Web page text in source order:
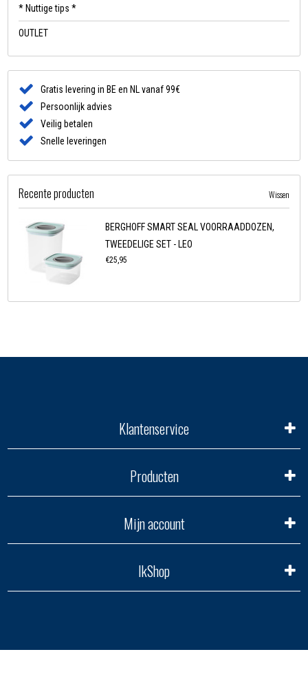
* Nuttige tips *
OUTLET
Gratis levering in BE en NL vanaf 99€
Persoonlijk advies
Veilig betalen
Snelle leveringen
Recente producten Wissen
BERGHOFF SMART SEAL VOORRAADDOZEN,
TWEEDELIGE SET - LEO
€25,95
Klantenservice
Producten
Mijn account
IkShop